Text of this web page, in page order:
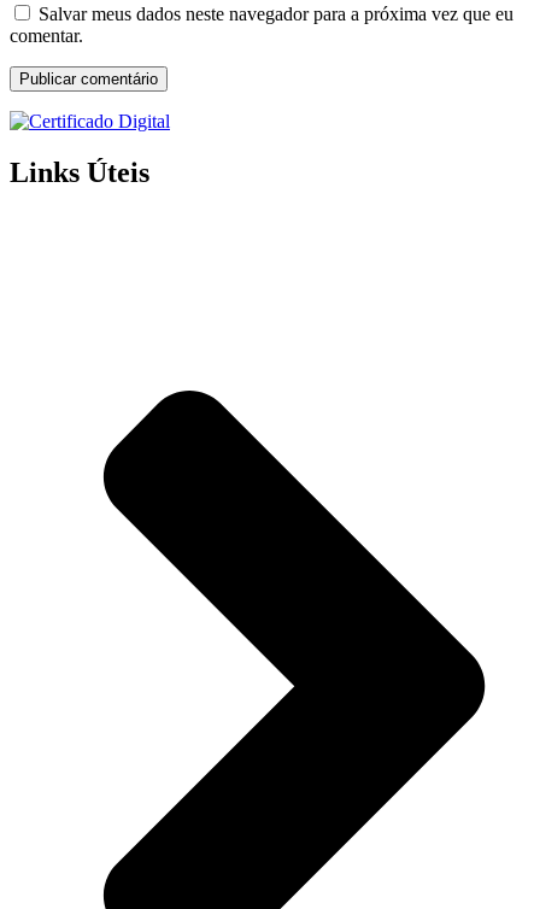
Salvar meus dados neste navegador para a próxima vez que eu
comentar.
Links Úteis